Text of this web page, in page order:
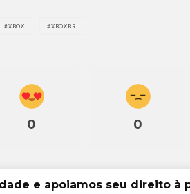
XBOX XBOXBR
0 0
e apoiamos seu direito à